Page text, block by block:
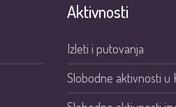
Aktivnosti
Izleti i putovanja
Slobodne aktivnosti u